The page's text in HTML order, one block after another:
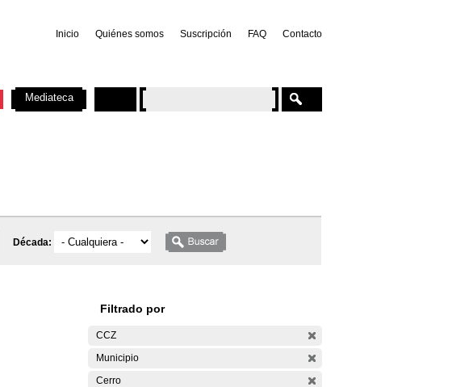
Inicio Quiénes somos Suscripción FAQ Contacto
Década:
Filtrado por
CCZ
Municipio
Cerro
Mediateca